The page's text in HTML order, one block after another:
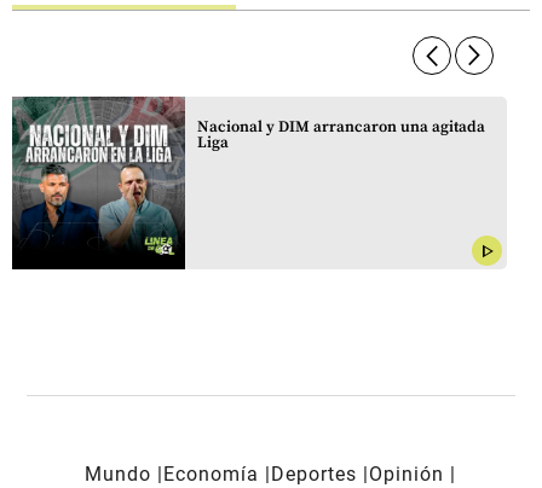
arrow_forward_ios
Nacional y DIM arrancaron una agitada
Liga
play_arrow
arrow_forward_ios
Mundo Economía Deportes
Opinión